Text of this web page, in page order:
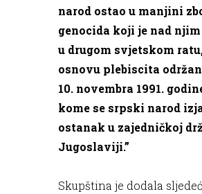
narod ostao u manjini
genocida koji je nad
u drugom svjetskom
osnovu plebiscita
10. novembra 1991.
kome se srpski narod
ostanak u zajedničkoj
Jugoslaviji.”
Skupština je dodala